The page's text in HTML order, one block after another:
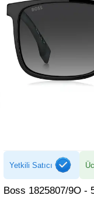
Yetkili Satıcı
Boss 1825807/9O -